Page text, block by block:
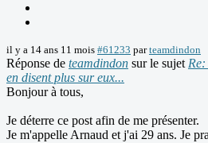
il y a 14 ans 11 mois #61233 parteamdindon
Réponse de teamdindon sur le sujetRe:
en disent plus sur eux...
Bonjour à tous,
Je déterre ce post afin de me présenter.
Je m'appelle Arnaud et j'ai 29 ans. Je